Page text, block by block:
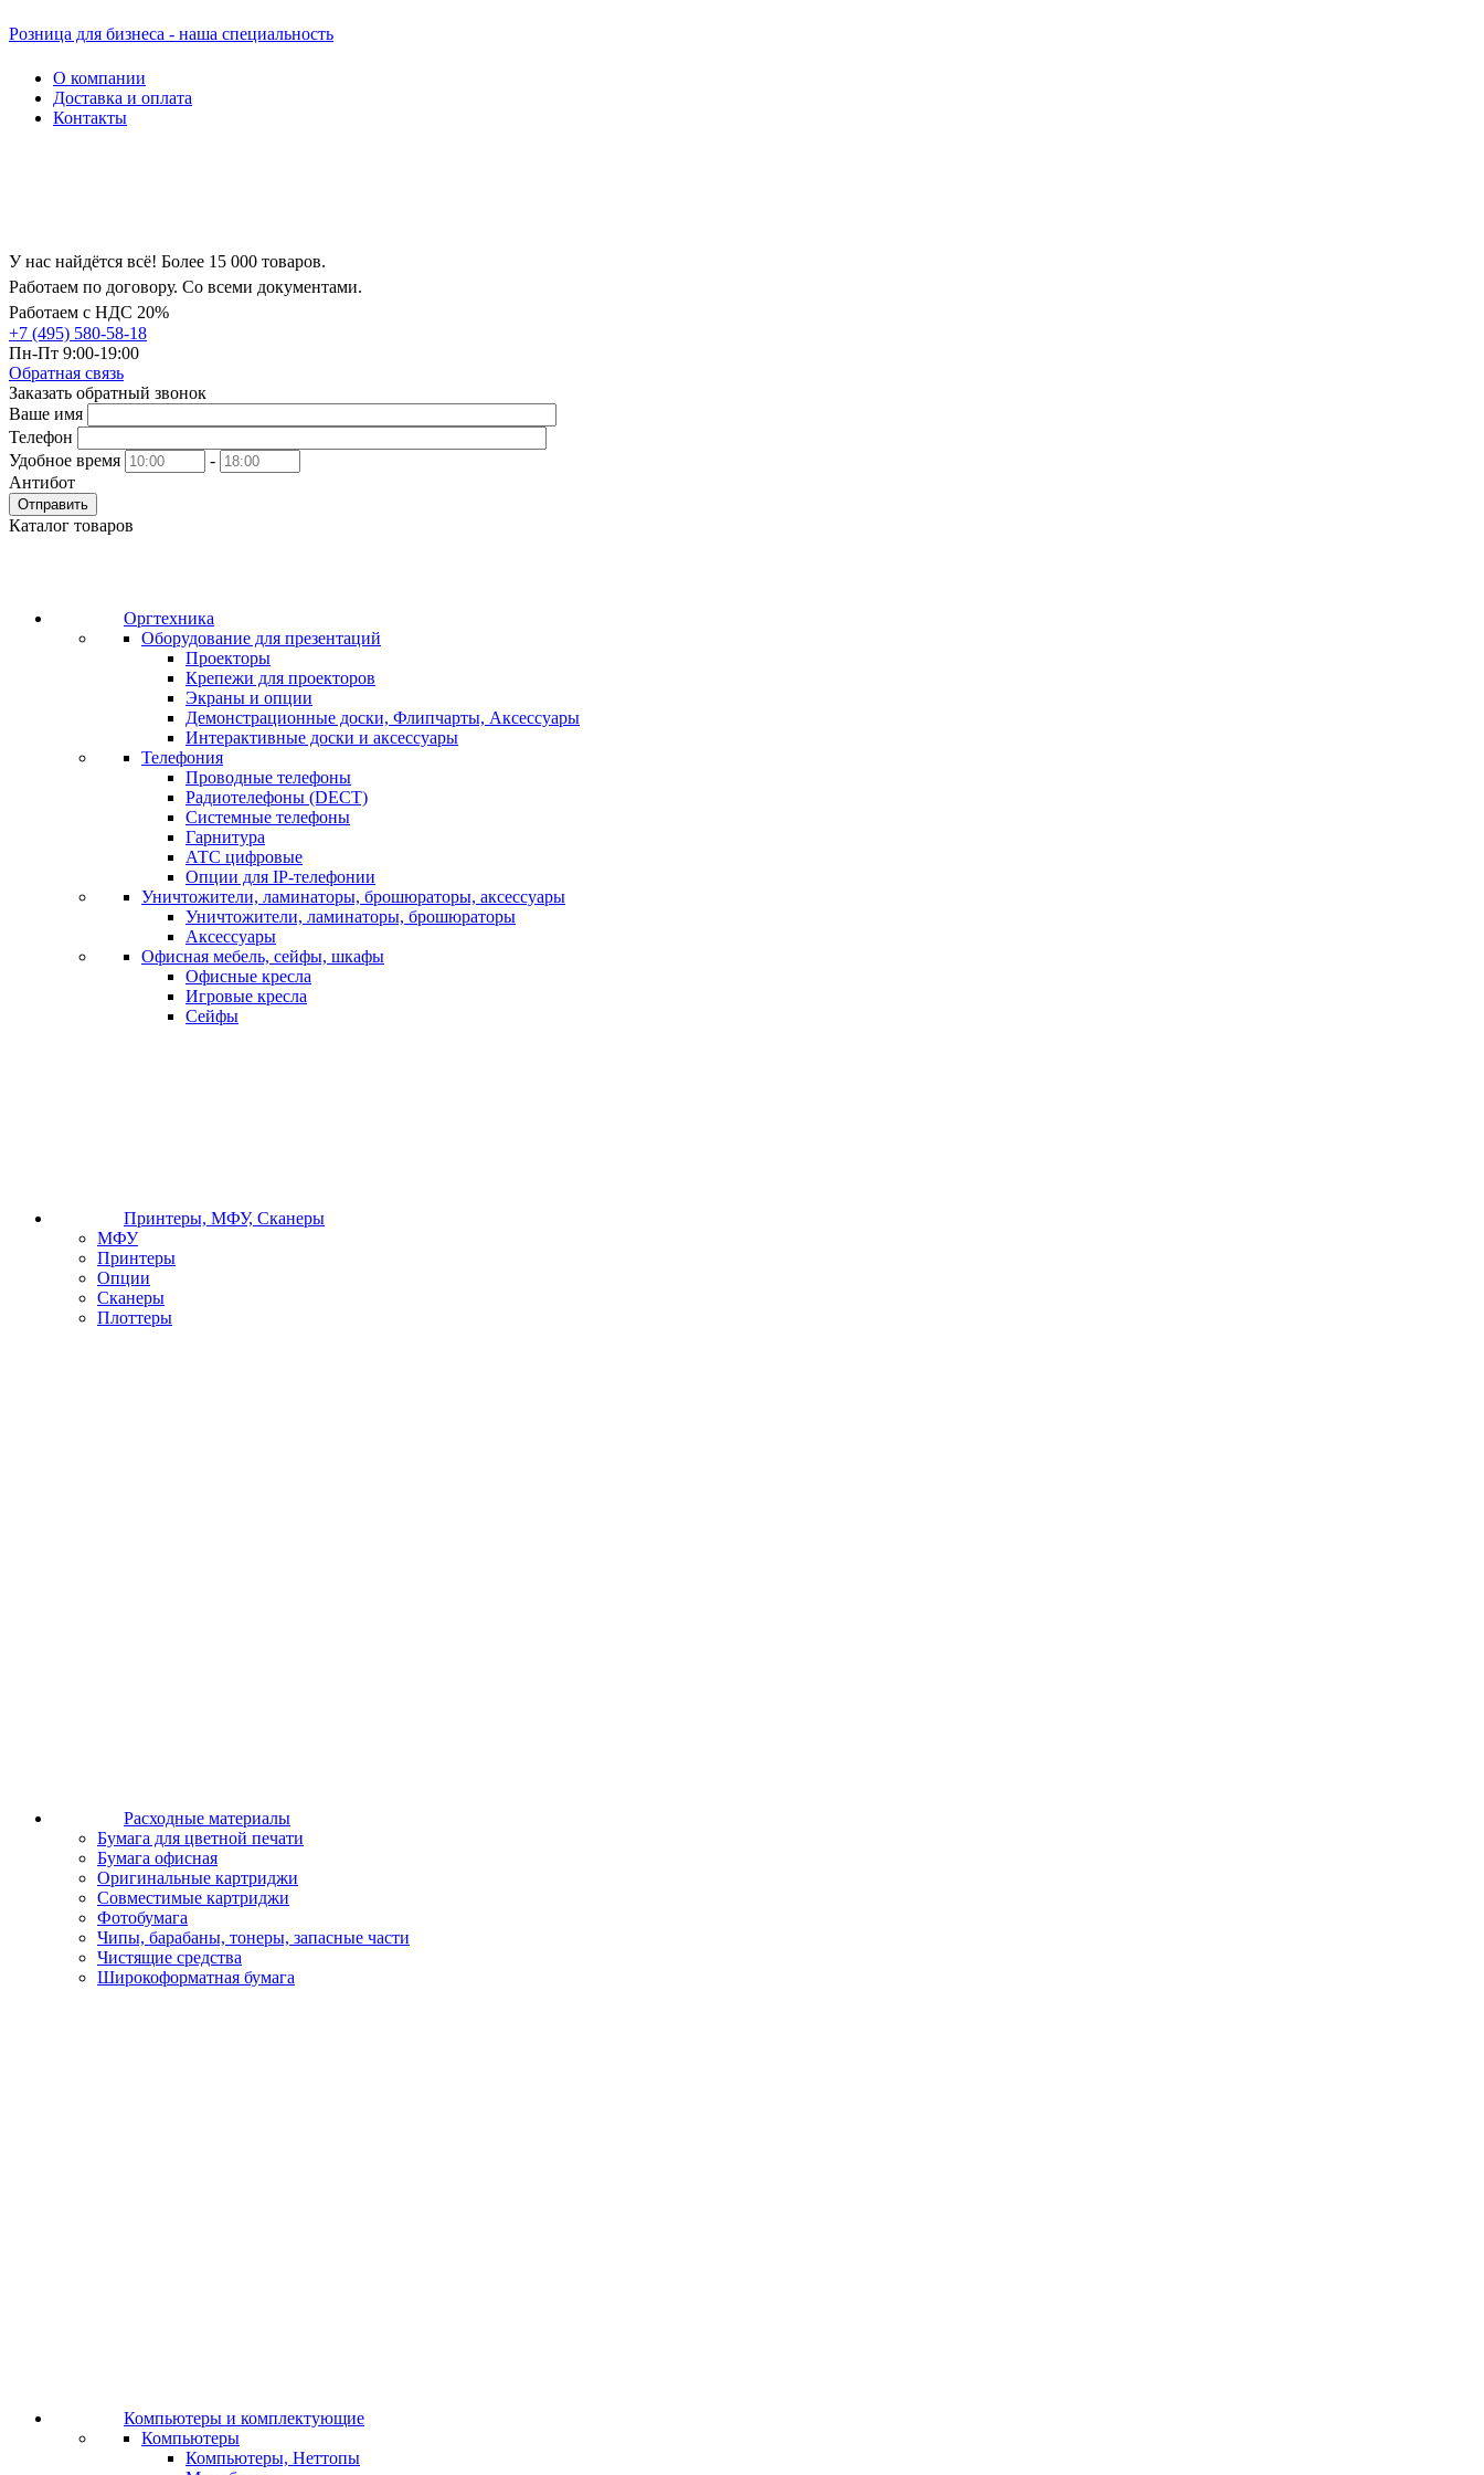
Розница для бизнеса - наша специальность
О компании
Доставка и оплата
Контакты
У нас найдётся всё! Более 15 000 товаров.
Работаем по договору. Со всеми документами.
Работаем с НДС 20%
+7 (495) 580-58-18
Пн-Пт 9:00-19:00
Обратная связь
Заказать обратный звонок
Ваше имя
Телефон
Удобное время
-
Антибот
Отправить
Каталог товаров
Оргтехника
Оборудование для презентаций
Проекторы
Крепежи для проекторов
Экраны и опции
Демонстрационные доски, Флипчарты, Аксессуары
Интерактивные доски и аксессуары
Телефония
Проводные телефоны
Радиотелефоны (DECT)
Системные телефоны
Гарнитура
АТС цифровые
Опции для IP-телефонии
Уничтожители, ламинаторы, брошюраторы, аксессуары
Уничтожители, ламинаторы, брошюраторы
Аксессуары
Офисная мебель, сейфы, шкафы
Офисные кресла
Игровые кресла
Сейфы
Принтеры, МФУ, Сканеры
МФУ
Принтеры
Опции
Сканеры
Плоттеры
Расходные материалы
Бумага для цветной печати
Бумага офисная
Оригинальные картриджи
Совместимые картриджи
Фотобумага
Чипы, барабаны, тонеры, запасные части
Чистящие средства
Широкоформатная бумага
Компьютеры и комплектующие
Компьютеры
Компьютеры, Неттопы